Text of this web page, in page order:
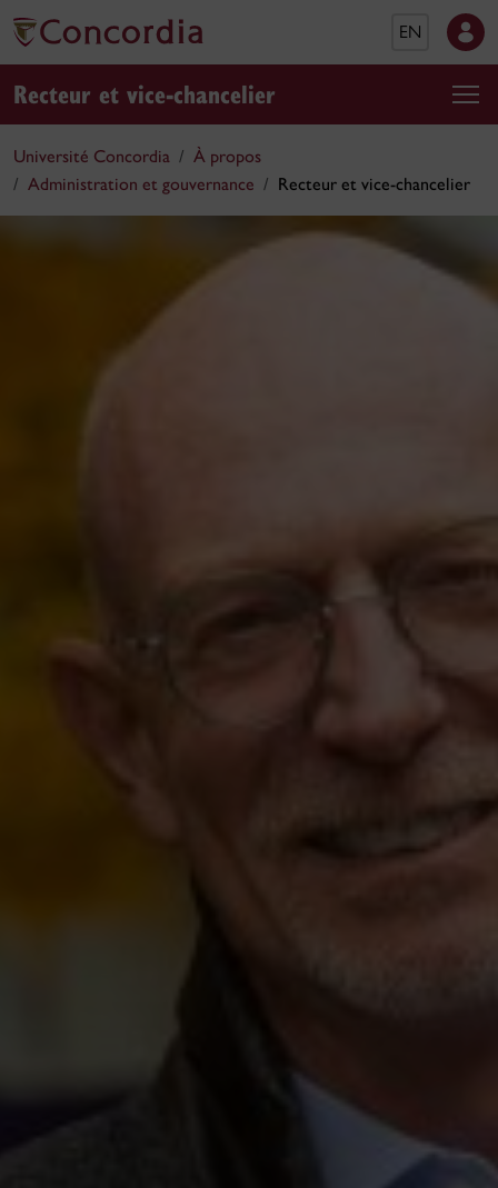
EN
Recteur et vice-chancelier
Université Concordia
À propos
Administration et gouvernance
Recteur et vice-chancelier